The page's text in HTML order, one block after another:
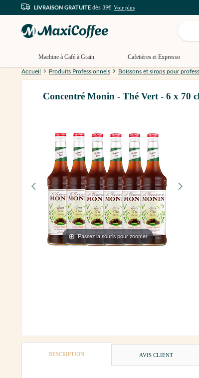
LIVRAISON GRATUITE dès 39€ Voir plus
Machine à Café à Grain Cafetières et Expresso
Accueil Produits Professionnels Boissons et sirops pour
Concentré Monin - Thé Vert - 6 x 70 cl
Passez la souris pour zoomer
DESCRIPTION AVIS CLIENT